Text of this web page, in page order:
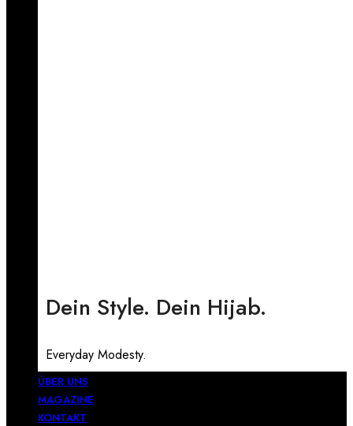
Dein Style. Dein Hijab.
Everyday Modesty.
ÜBER UNS
MAGAZINE
KONTAKT